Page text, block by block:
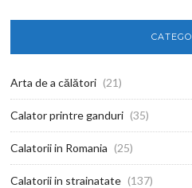
Arta de a călători (21)
Calator printre ganduri (35)
Calatorii in Romania (25)
Calatorii in strainatate (137)